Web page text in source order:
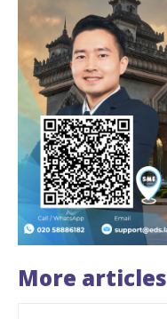
More articles